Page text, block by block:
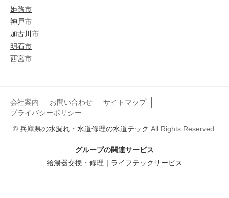
姫路市
神戸市
加古川市
明石市
西宮市
会社案内 お問い合わせ
サイトマップ
プライバシーポリシー
© 兵庫県の水漏れ・水道修理の水道テック All Rights Reserved.
グループの関連サービス
給湯器交換・修理｜ライフテックサービス